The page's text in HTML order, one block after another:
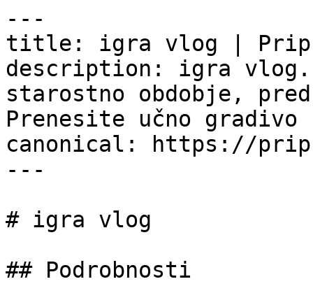
---
title: igra vlog |
description: igra
starostno obdobje,
Prenesite učno
canonical: https://
---
# igra vlog
## Podrobnosti